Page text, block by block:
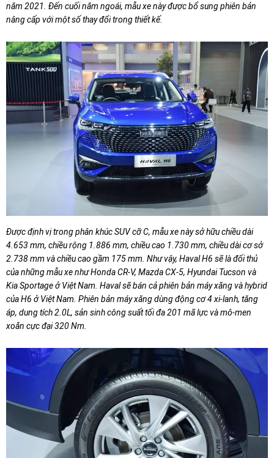
năm 2021. Đến cuối năm ngoái, mẫu xe này được bổ sung phiên bản
nâng cấp với một số thay đổi trong thiết kế.
Được định vị trong phân khúc SUV cỡ C, mẫu xe này sở hữu chiều dài
4.653 mm, chiều rộng 1.886 mm, chiều cao 1.730 mm, chiều dài cơ sở
2.738 mm và chiều cao gầm 175 mm. Như vậy, Haval H6 sẽ là đối thủ
của những mẫu xe như Honda CR-V, Mazda CX-5, Hyundai Tucson và
Kia Sportage ở Việt Nam. Haval sẽ bán cả phiên bản máy xăng và hybrid
của H6 ở Việt Nam. Phiên bản máy xăng dùng động cơ 4 xi-lanh, tăng
áp, dung tích 2.0L, sản sinh công suất tối đa 201 mã lực và mô-men
xoắn cực đại 320 Nm.